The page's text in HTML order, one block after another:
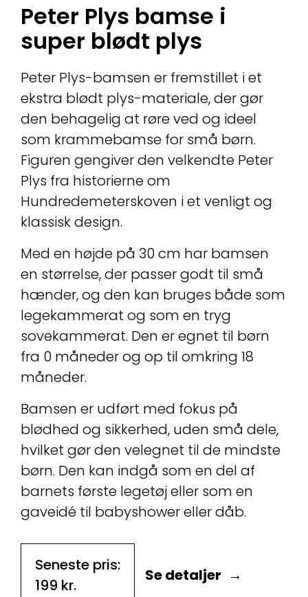
Peter Plys bamse i
super blødt plys
Peter Plys-bamsen er fremstillet i et
ekstra blødt plys-materiale, der gør
den behagelig at røre ved og ideel
som krammebamse for små børn.
Figuren gengiver den velkendte Peter
Plys fra historierne om
Hundredemeterskoven i et venligt og
klassisk design.
Med en højde på 30 cm har bamsen
en størrelse, der passer godt til små
hænder, og den kan bruges både som
legekammerat og som en tryg
sovekammerat. Den er egnet til børn
fra 0 måneder og op til omkring 18
måneder.
Bamsen er udført med fokus på
blødhed og sikkerhed, uden små dele,
hvilket gør den velegnet til de mindste
børn. Den kan indgå som en del af
barnets første legetøj eller som en
gaveidé til babyshower eller dåb.
Seneste pris:
199 kr.
Se detaljer